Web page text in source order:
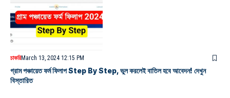
চাকরিMarch 13, 2024 12:15 PM
গ্রাম পঞ্চায়েত ফর্ম ফিলাপ Step By Step, ভুল করলেই বাতিল হবে আবেদন! দেখুন
বিস্তারিত